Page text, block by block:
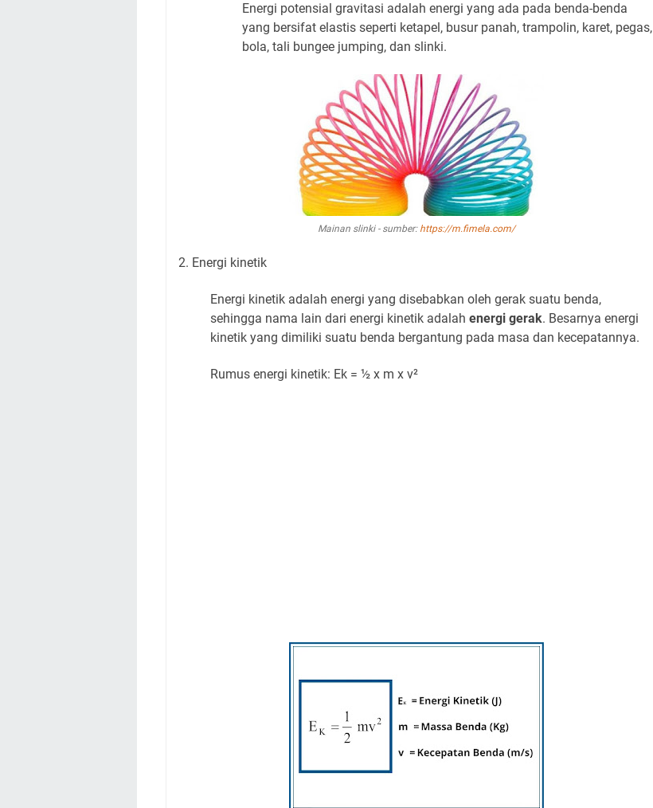
Energi potensial gravitasi adalah energi yang ada pada benda-benda
yang bersifat elastis seperti ketapel, busur panah, trampolin, karet, pegas,
bola, tali bungee jumping, dan slinki.
Mainan slinki - sumber: https://m.fimela.com/
2. Energi kinetik
Energi kinetik adalah energi yang disebabkan oleh gerak suatu benda,
sehingga nama lain dari energi kinetik adalah energi gerak. Besarnya energi
kinetik yang dimiliki suatu benda bergantung pada masa dan kecepatannya.
Rumus energi kinetik: Ek = ½ x m x v²